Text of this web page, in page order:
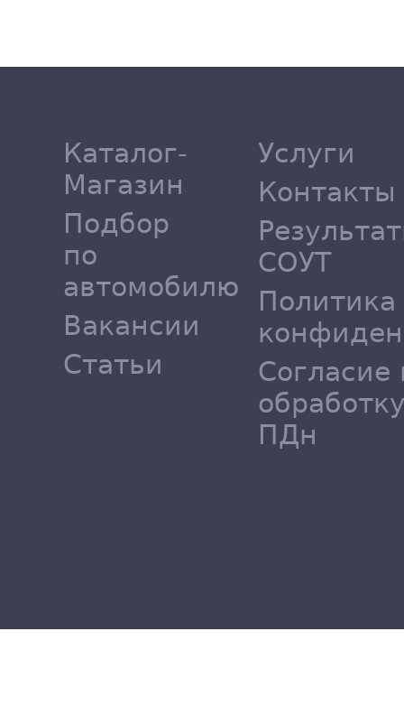
Каталог-
Магазин
Подбор
по
автомобилю
Вакансии
Статьи
Услуги
Контакты
СОУТ
Политика
Согласие
ПДн